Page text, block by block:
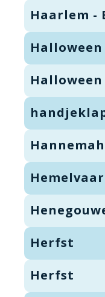
Haarlem -
Halloween
Halloween
Herfst
Herfst